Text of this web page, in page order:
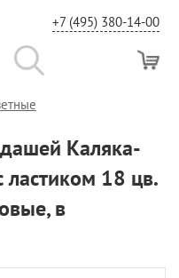
+7 (495) 380-14-00
Каляка-
18 цв.
в